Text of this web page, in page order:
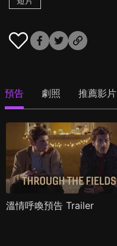
預告 劇照 推薦影片
溫情呼喚預告 Trailer